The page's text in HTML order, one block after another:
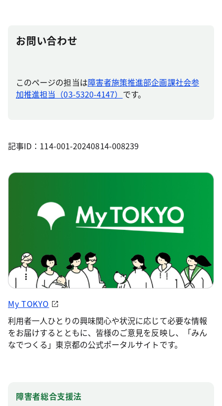
お問い合わせ
このページの担当は障害者施策推進部企画課社会参
加推進担当（03-5320-4147） です。
記事ID：114-001-20240814-008239
My TOKYO
利用者一人ひとりの興味関心や状況に応じて必要な情報
をお届けするとともに、皆様のご意見を反映し、「みん
なでつくる」東京都の公式ポータルサイトです。
障害者総合支援法